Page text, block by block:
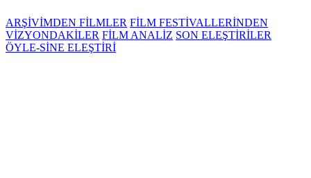
ARŞİVİMDEN FİLMLER FİLM FESTİVALLERİNDEN
VİZYONDAKİLER FİLM ANALİZ SON ELEŞTİRİLER
ÖYLE-SİNE ELEŞTİRİ